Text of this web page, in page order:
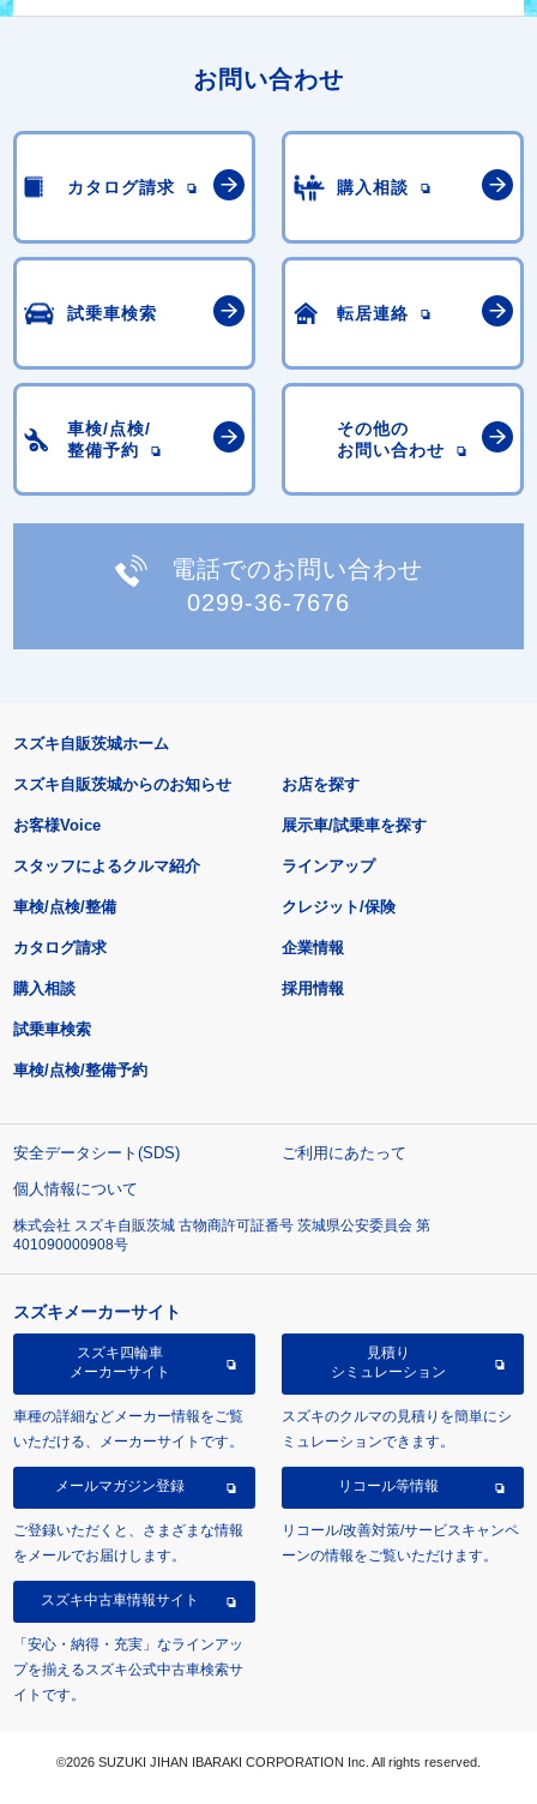
お問い合わせ
カタログ請求 購入相談
試乗車検索 転居連絡
車検/点検/
整備予約
その他の
お問い合わせ
電話でのお問い合わせ
0299-36-7676
スズキ自販茨城ホーム
スズキ自販茨城からのお知らせ
お客様Voice
スタッフによるクルマ紹介
お店を探す
展示車/試乗車を探す
ラインアップ
車検/点検/整備 クレジット/保険
カタログ請求
購入相談
試乗車検索
車検/点検/整備予約
企業情報
採用情報
安全データシート(SDS)
ご利用にあたって
個人情報について
株式会社 スズキ自販茨城 古物商許可証番号 茨城県公安委員会 第
401090000908号
スズキメーカーサイト
スズキ四輪車
メーカーサイト
車種の詳細などメーカー情報をご覧
いただける、メーカーサイトです。
見積り
シミュレーション
スズキのクルマの見積りを簡単にシ
ミュレーションできます。
メールマガジン登録
ご登録いただくと、さまざまな情報
をメールでお届けします。
リコール等情報
リコール/改善対策/サービスキャンペ
ーンの情報をご覧いただけます。
スズキ中古車情報サイト
「安心・納得・充実」なラインアッ
プを揃えるスズキ公式中古車検索サ
イトです。
©2026 SUZUKI JIHAN IBARAKI CORPORATION Inc. All rights reserved.